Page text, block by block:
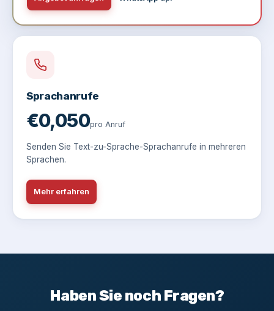
Sprachanrufe
€0,050pro Anruf
Senden Sie Text-zu-Sprache-Sprachanrufe in mehreren
Sprachen.
Mehr erfahren
Haben Sie noch Fragen?